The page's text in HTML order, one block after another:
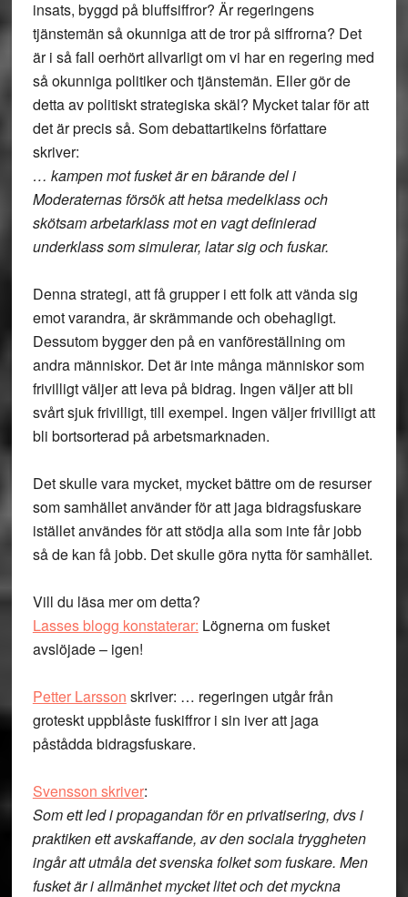
insats, byggd på bluffsiffror? Är regeringens
tjänstemän så okunniga att de tror på siffrorna? Det
är i så fall oerhört allvarligt om vi har en regering med
så okunniga politiker och tjänstemän. Eller gör de
detta av politiskt strategiska skäl? Mycket talar för att
det är precis så. Som debattartikelns författare
skriver:
… kampen mot fusket är en bärande del i
Moderaternas försök att hetsa medelklass och
skötsam arbetarklass mot en vagt definierad
underklass som simulerar, latar sig och fuskar.
Denna strategi, att få grupper i ett folk att vända sig
emot varandra, är skrämmande och obehagligt.
Dessutom bygger den på en vanföreställning om
andra människor. Det är inte många människor som
frivilligt väljer att leva på bidrag. Ingen väljer att bli
svårt sjuk frivilligt, till exempel. Ingen väljer frivilligt att
bli bortsorterad på arbetsmarknaden.
Det skulle vara mycket, mycket bättre om de resurser
som samhället använder för att jaga bidragsfuskare
istället användes för att stödja alla som inte får jobb
så de kan få jobb. Det skulle göra nytta för samhället.
Vill du läsa mer om detta?
Lasses blogg konstaterar: Lögnerna om fusket
avslöjade – igen!
Petter Larsson skriver: … regeringen utgår från
groteskt uppblåste fuskiffror i sin iver att jaga
påstådda bidragsfuskare.
Svensson skriver:
Som ett led i propagandan för en privatisering, dvs i
praktiken ett avskaffande, av den sociala tryggheten
ingår att utmåla det svenska folket som fuskare. Men
fusket är i allmänhet mycket litet och det myckna